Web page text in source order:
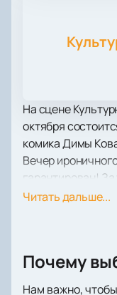
На сцене
октября
комика Димы
Вечер
гарантирован!
которой многие
ваш цитатник.
Читать дальше...
Почему
Нам важно,